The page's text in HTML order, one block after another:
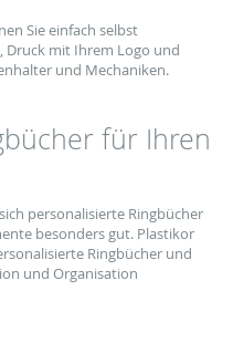
Sie einfach selbst
Druck mit Ihrem Logo und
und Mechaniken.
für Ihren
personalisierte Ringbücher
besonders gut. Plastikor
Ringbücher und
und Organisation